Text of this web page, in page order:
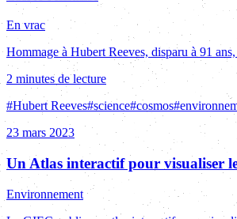
En vrac
Hommage à Hubert Reeves, disparu à 91
2 minutes de lecture
#Hubert Reeves#science#cosmos#
23 mars 2023
Un Atlas interactif pour visualiser
Environnement